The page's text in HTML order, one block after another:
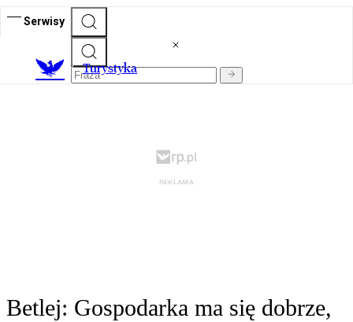
Serwisy
Turystyka
Betlej: Gospodarka ma się dobrze,